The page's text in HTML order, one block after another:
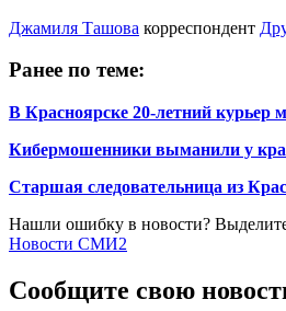
Джамиля Ташова корреспондент
Ранее по теме:
В Красноярске 20-летний курьер
Кибермошенники выманили у
Старшая следовательница из
Нашли ошибку в новости?
Новости СМИ2
Сообщите свою